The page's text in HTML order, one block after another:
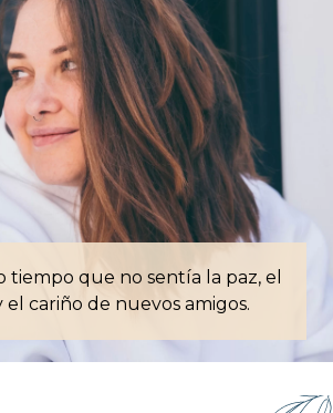
tiempo que no sentía la paz, el
el cariño de nuevos amigos.